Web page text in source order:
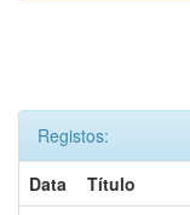
Registos:
Data
Título